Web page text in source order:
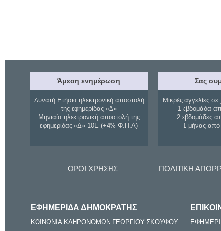
Άμεση ενημέρωση
Δυνατή Ετήσια ηλεκτρονική αποστολή
της εφημερίδας «Δ»
Μηνιαία ηλεκτρονική αποστολή της
εφημερίδας «Δ» 10Ε (+4% Φ.Π.Α)
Σας
Μικρές αγγελίες σε
1 εβδομάδα
2 εβδομάδες
1 μήνας
ΟΡΟΙ ΧΡΗΣΗΣ ΠΟΛΙΤΙΚΗ
ΕΦΗΜΕΡΙΔΑ ΔΗΜΟΚΡΑΤΗΣ
ΚΟΙΝΩΝΙΑ ΚΛΗΡΟΝΟΜΩΝ ΓΕΩΡΓΙΟΥ ΣΚΟΥΦΟΥ